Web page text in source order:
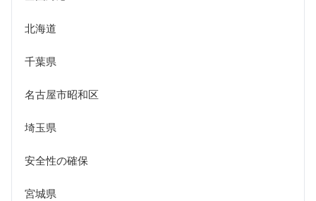
北海道
千葉県
名古屋市昭和区
埼玉県
安全性の確保
宮城県